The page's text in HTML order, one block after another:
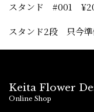
スタンド #001
スタンド2段 只今準
Keita Flower
Online Shop